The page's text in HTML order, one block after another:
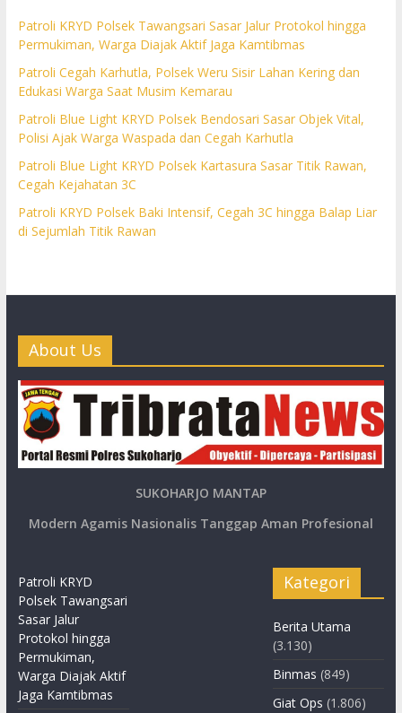
Patroli KRYD Polsek Tawangsari Sasar Jalur Protokol hingga
Permukiman, Warga Diajak Aktif Jaga Kamtibmas
Patroli Cegah Karhutla, Polsek Weru Sisir Lahan Kering dan
Edukasi Warga Saat Musim Kemarau
Patroli Blue Light KRYD Polsek Bendosari Sasar Objek Vital,
Polisi Ajak Warga Waspada dan Cegah Karhutla
Patroli Blue Light KRYD Polsek Kartasura Sasar Titik Rawan,
Cegah Kejahatan 3C
Patroli KRYD Polsek Baki Intensif, Cegah 3C hingga Balap Liar
di Sejumlah Titik Rawan
About Us
SUKOHARJO MANTAP
Modern Agamis Nasionalis Tanggap Aman Profesional
Patroli KRYD
Polsek Tawangsari
Sasar Jalur
Protokol hingga
Permukiman,
Warga Diajak Aktif
Jaga Kamtibmas
Kategori
Berita Utama
(3.130)
Binmas (849)
Giat Ops (1.806)